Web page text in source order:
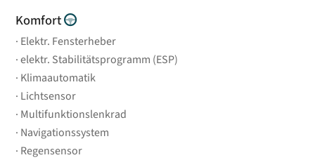
Komfort
Elektr. Fensterheber
elektr. Stabilitätsprogramm (ESP)
Klimaautomatik
Lichtsensor
Multifunktionslenkrad
Navigationssystem
Regensensor